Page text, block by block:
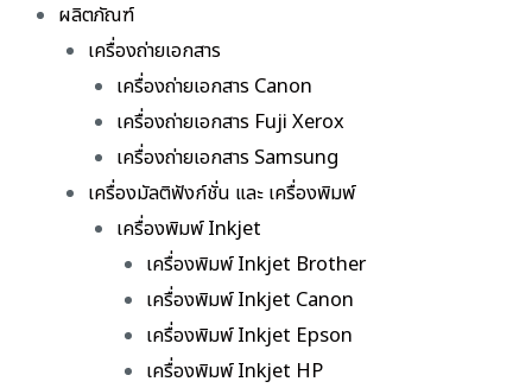
ผลิตภัณฑ์
เครื่องถ่ายเอกสาร
เครื่องถ่ายเอกสาร Canon
เครื่องถ่ายเอกสาร Fuji Xerox
เครื่องถ่ายเอกสาร Samsung
เครื่องมัลติฟังก์ชั่น และ เครื่องพิมพ์
เครื่องพิมพ์ Inkjet
เครื่องพิมพ์ Inkjet Brother
เครื่องพิมพ์ Inkjet Canon
เครื่องพิมพ์ Inkjet Epson
เครื่องพิมพ์ Inkjet HP